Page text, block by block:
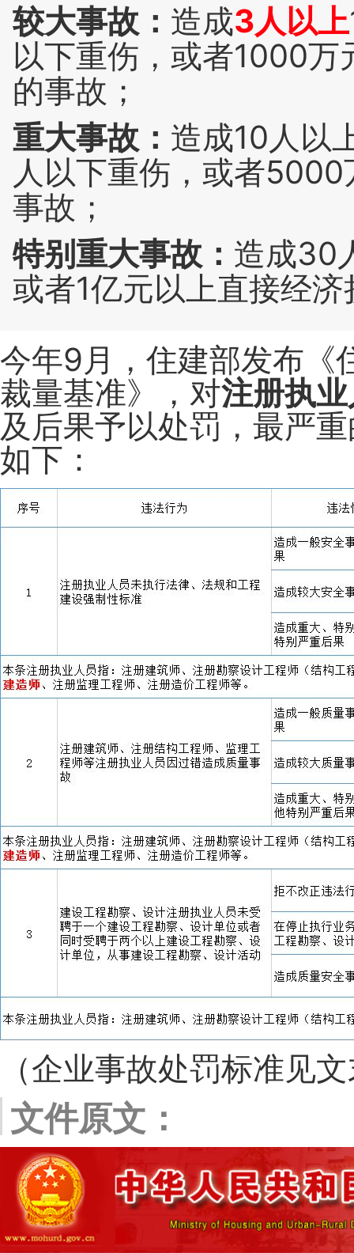
较大事故： 造成3人以上
以下重伤，或者1000
的事故；
重大事故： 造成10人以
人以下重伤，或者
事故；
特别重大事故： 造成30
或者1亿元以上直接经
今年9月，住建部发布《
裁量基准》，对注册执
及后果予以处罚，最严
如下：
（企业事故处罚标准见
文件原文：